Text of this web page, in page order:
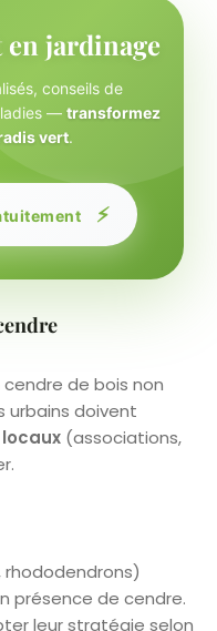
en jardinage
conseils de
— transformez
vert.
⚡
cendre de bois non
urbains doivent
(associations,
rhododendrons)
présence de cendre.
leur stratégie selon